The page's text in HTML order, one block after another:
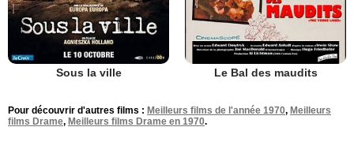
Sous la ville Le Bal des maudits
Pour découvrir d'autres films : Meilleurs films de l'année 1970, Meilleurs
films Drame, Meilleurs films Drame en 1970.